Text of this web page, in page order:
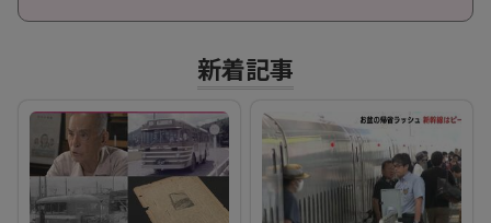
新着記事